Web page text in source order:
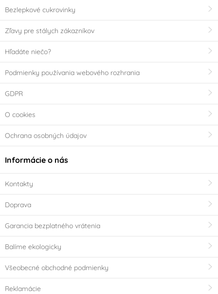
Bezlepkové cukrovinky
Zľavy pre stálych zákazníkov
Hľadáte niečo?
Podmienky používania webového rozhrania
GDPR
O cookies
Ochrana osobných údajov
Informácie o nás
Kontakty
Doprava
Garancia bezplatného vrátenia
Balíme ekologicky
Všeobecné obchodné podmienky
Reklamácie